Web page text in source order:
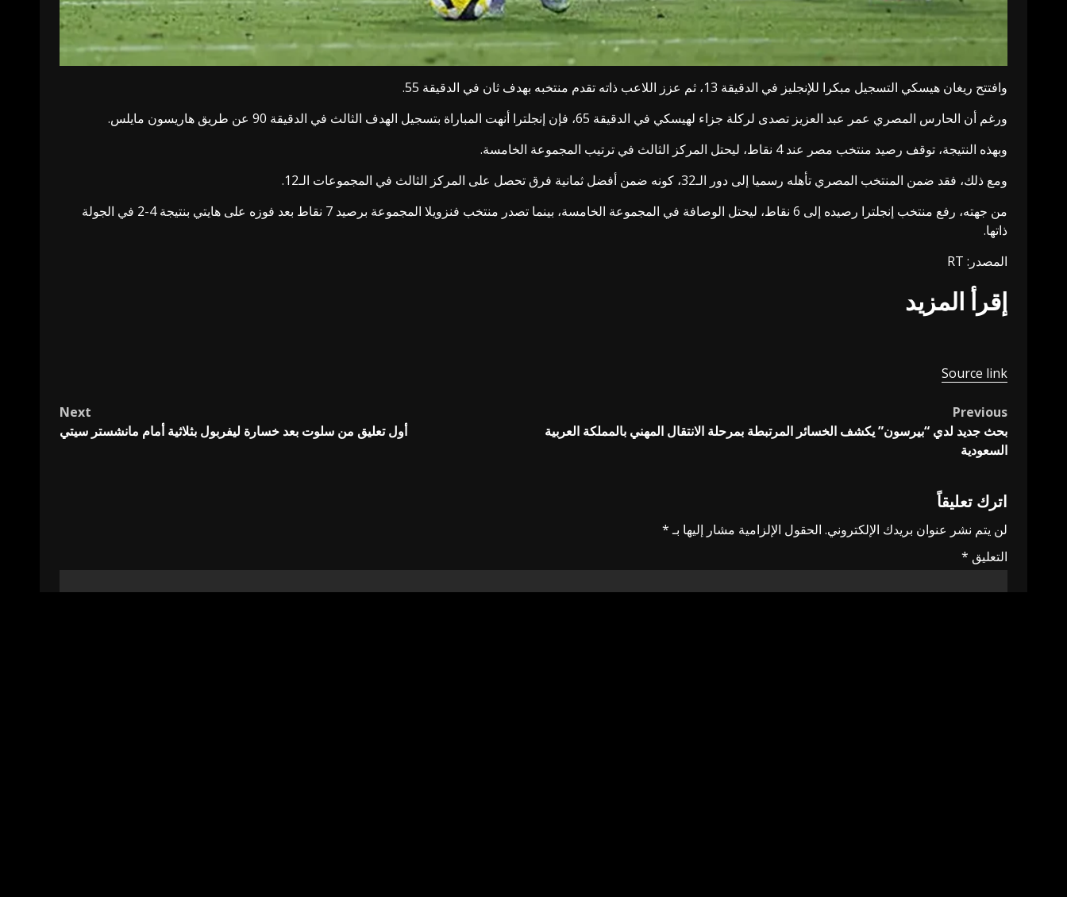
وافتتح ريغان هيسكي التسجيل مبكرا للإنجليز في الدقيقة 13، ثم عزز اللاعب ذاته تقدم منتخبه بهدف ثان في الدقيقة 55.
ورغم أن الحارس المصري عمر عبد العزيز تصدى لركلة جزاء لهيسكي في الدقيقة 65، فإن إنجلترا أنهت المباراة بتسجيل الهدف الثالث في الدقيقة 90 عن طريق هاريسون مايلس.
وبهذه النتيجة، توقف رصيد منتخب مصر عند 4 نقاط، ليحتل المركز الثالث في ترتيب المجموعة الخامسة.
ومع ذلك، فقد ضمن المنتخب المصري تأهله رسميا إلى دور الـ32، كونه ضمن أفضل ثمانية فرق تحصل على المركز الثالث في المجموعات الـ12.
من جهته، رفع منتخب إنجلترا رصيده إلى 6 نقاط، ليحتل الوصافة في المجموعة الخامسة، بينما تصدر منتخب فنزويلا المجموعة برصيد 7 نقاط بعد فوزه على هايتي بنتيجة 4-2 في الجولة
ذاتها.
المصدر: RT
إقرأ المزيد
Source link
Post
navigation
Previous
بحث جديد لدي “بيرسون” يكشف الخسائر المرتبطة بمرحلة الانتقال المهني بالمملكة العربية
السعودية
Next
أول تعليق من سلوت بعد خسارة ليفربول بثلاثية أمام مانشستر سيتي
اترك تعليقاً
لن يتم نشر عنوان بريدك الإلكتروني. الحقول الإلزامية مشار إليها بـ*
التعليق *